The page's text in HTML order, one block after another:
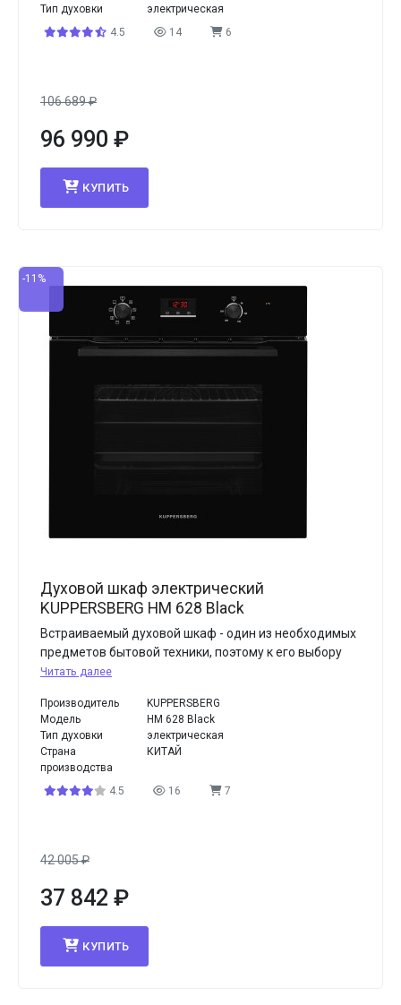
Тип духовки
электрическая
4.5
14 6
106 689₽
96 990 ₽
КУПИТЬ
-11%
Духовой шкаф электрический
KUPPERSBERG HM 628 Black
Встраиваемый духовой шкаф - один из необходимых
предметов бытовой техники, поэтому к его выбору
Читать далее
Производитель
KUPPERSBERG
Модель
HM 628 Black
Тип духовки
электрическая
Страна
производства
КИТАЙ
4.5 16 7
42 005₽
37 842 ₽
КУПИТЬ